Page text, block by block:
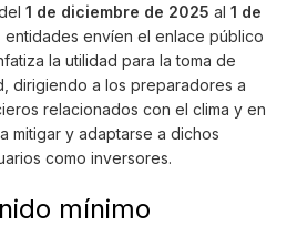
1 de diciembre de 2025 al 1 de
entidades envíen el enlace público
la utilidad para la toma de
dirigiendo a los preparadores a
relacionados con el clima y en
mitigar y adaptarse a dichos
como inversores.
mínimo